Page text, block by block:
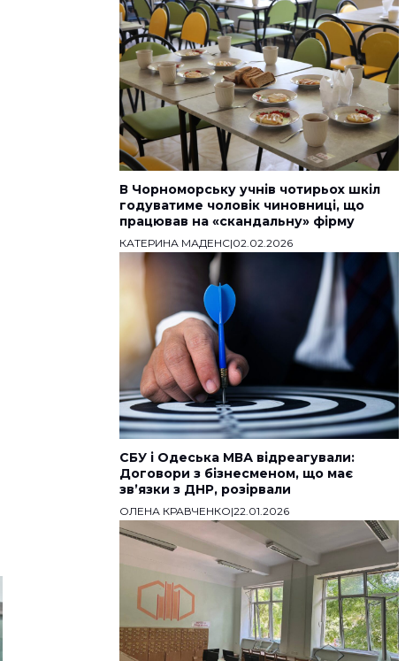
В Чорноморську учнів чотирьох шкіл
годуватиме чоловік чиновниці, що
працював на «скандальну» фірму
КАТЕРИНА МАДЕНС|02.02.2026
СБУ і Одеська МВА відреагували:
Договори з бізнесменом, що має
звʼязки з ДНР, розірвали
ОЛЕНА КРАВЧЕНКО|22.01.2026